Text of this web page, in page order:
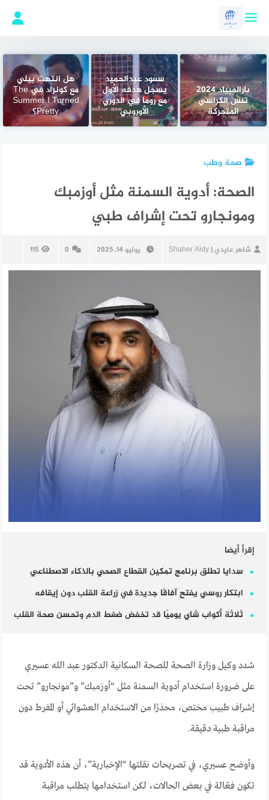
بارالمبياد 2024
تنس الكراسي
المتحركة
سعود عبدالحميد
يسجل هدفه الأول
مع روما في الدوري
الأوروبي
هل انتهت بيلي
مع كونراد في The
Summer I Turned
Pretty؟
صحة وطب
الصحة: أدوية السمنة مثل أوزمبك
ومونجارو تحت إشراف طبي
شاهر عايدي | Shaher Aidy يوليو 14, 2025 0
115
إقرأ أيضا
سدايا تطلق برنامج تمكين القطاع الصحي بالذكاء الاصطناعي
ابتكار روسي يفتح آفاقًا جديدة في زراعة القلب دون إيقافه
ثلاثة أكواب شاي يوميًا قد تخفض ضغط الدم وتحسن صحة القلب
شدد وكيل وزارة الصحة للصحة السكانية الدكتور عبد الله عسيري
على ضرورة استخدام أدوية السمنة مثل “أوزمبك” و”مونجارو” تحت
إشراف طبيب مختص، محذرًا من الاستخدام العشوائي أو المفرط دون
مراقبة طبية دقيقة.
وأوضح عسيري، في تصريحات نقلتها “الإخبارية”، أن هذه الأدوية قد
تكون فعّالة في بعض الحالات، لكن استخدامها يتطلب مراقبة